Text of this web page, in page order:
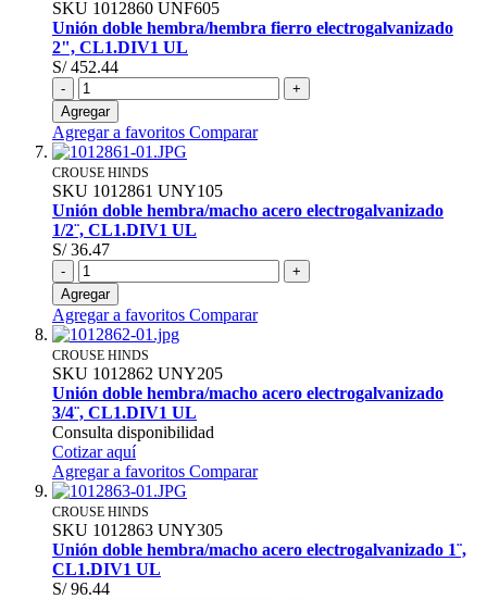
SKU 1012860 UNF605
Unión doble hembra/hembra fierro electrogalvanizado
2", CL1.DIV1 UL
S/ 452.44
-
+
Agregar
Agregar a favoritos Comparar
CROUSE HINDS
SKU 1012861 UNY105
Unión doble hembra/macho acero electrogalvanizado
1/2¨, CL1.DIV1 UL
S/ 36.47
-
+
Agregar
Agregar a favoritos Comparar
CROUSE HINDS
SKU 1012862 UNY205
Unión doble hembra/macho acero electrogalvanizado
3/4¨, CL1.DIV1 UL
Consulta disponibilidad
Cotizar aquí
Agregar a favoritos Comparar
CROUSE HINDS
SKU 1012863 UNY305
Unión doble hembra/macho acero electrogalvanizado 1¨,
CL1.DIV1 UL
S/ 96.44